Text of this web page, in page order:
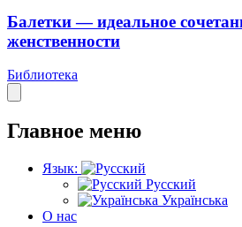
Балетки — идеальное
женственности
Библиотека
Главное меню
Язык:
Русский
Українська
О нас